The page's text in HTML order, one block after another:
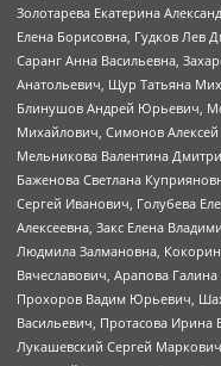
Золотарева Екатерина
Елена Борисовна, Гудков
Саранг Анна Васильевна,
Анатольевич, Щур Татьяна
Блинушов Андрей Юрьевич,
Михайлович, Симонов
Мельникова Валентина
Баженова Светлана
Сергей Иванович, Голубева
Алексеевна, Закс Елена
Людмила Залмановна,
Вячеславович, Арапова
Прохоров Вадим Юрьевич,
Васильевич, Протасова Ирина
Лукашевский Сергей